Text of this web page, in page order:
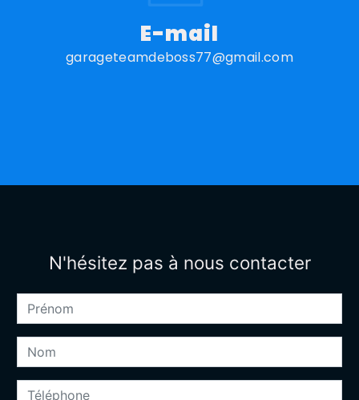
E-mail
garageteamdeboss77@gmail.com
N'hésitez pas à nous contacter